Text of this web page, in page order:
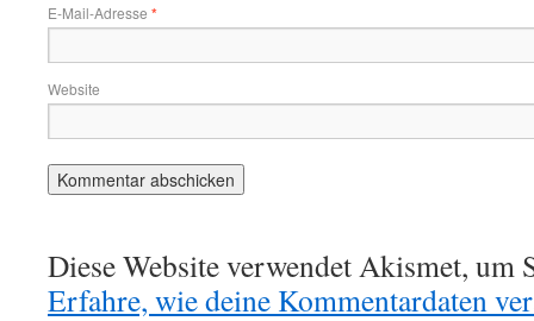
E-Mail-Adresse *
Website
Diese Website verwendet Akismet, um
Erfahre, wie deine Kommentardaten